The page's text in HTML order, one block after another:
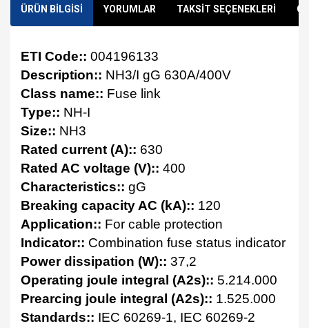
ÜRÜN BİLGİSİ YORUMLAR TAKSİT SEÇENEKLERİ
ETI Code:: 004196133
Description:: NH3/I gG 630A/400V
Class name:: Fuse link
Type:: NH-I
Size:: NH3
Rated current (A):: 630
Rated AC voltage (V):: 400
Characteristics:: gG
Breaking capacity AC (kA):: 120
Application:: For cable protection
Indicator:: Combination fuse status indicator
Power dissipation (W):: 37,2
Operating joule integral (A2s):: 5.214.000
Prearcing joule integral (A2s):: 1.525.000
Standards:: IEC 60269-1, IEC 60269-2